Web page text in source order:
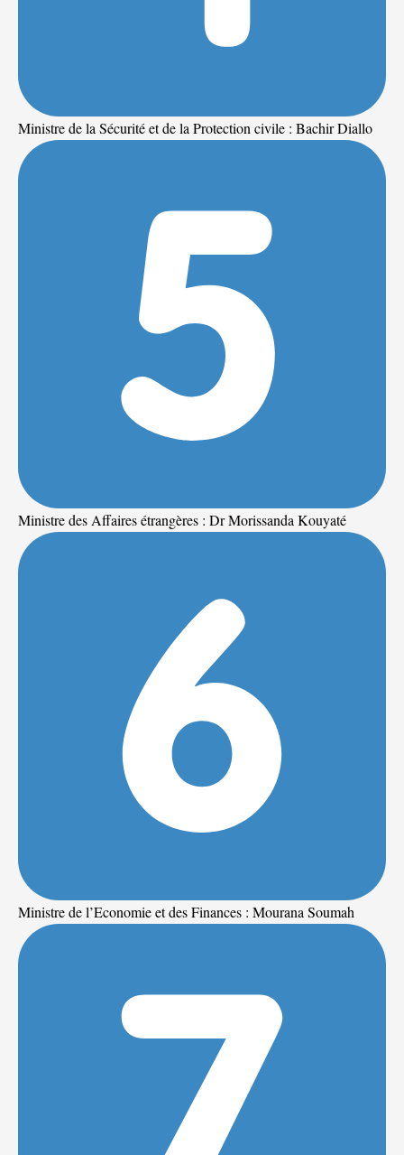
Ministre de la Sécurité et de la Protection civile : Bachir Diallo
Ministre des Affaires étrangères : Dr Morissanda Kouyaté
Ministre de l’Economie et des Finances : Mourana Soumah